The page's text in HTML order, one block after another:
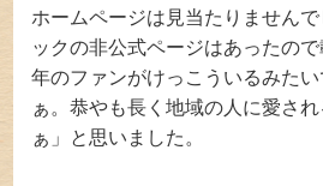
ホームページは見当たりません
ックの非公式ページはあったの
年のファンがけっこういるみた
ぁ。恭やも長く地域の人に愛さ
ぁ」と思いました。